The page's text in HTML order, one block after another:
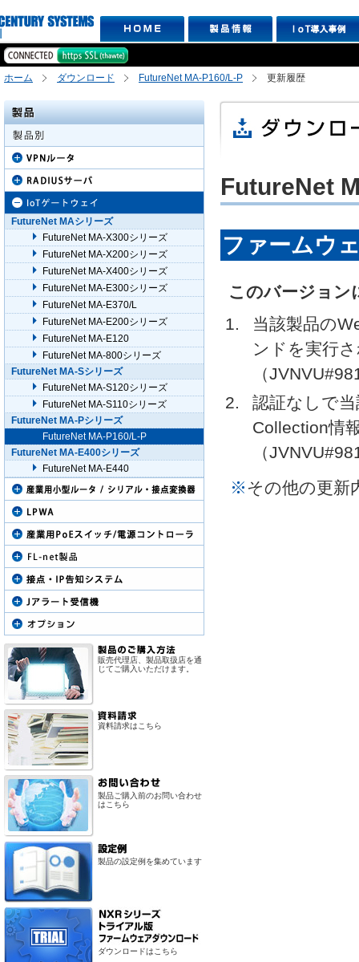
ホーム ダウンロード FutureNet MA-P160/L-P 更新履歴
FutureNet
ファームウ
このバージョン
当該製品の
ンドを実⾏
（
認証なしで
Collection情
（
※その他の更新
FutureNet MAシリーズ
FutureNet MA-X300シリーズ
FutureNet MA-X200シリーズ
FutureNet MA-X400シリーズ
FutureNet MA-E300シリーズ
FutureNet MA-E370/L
FutureNet MA-E200シリーズ
FutureNet MA-E120
FutureNet MA-800シリーズ
FutureNet MA-Sシリーズ
FutureNet MA-S120シリーズ
FutureNet MA-S110シリーズ
FutureNet MA-Pシリーズ
FutureNet MA-P160/L-P
FutureNet MA-E400シリーズ
FutureNet MA-E440
販売代理店、製品取扱店を通
じてご購入いただけます。
資料請求はこちら
製品ご購入前のお問い合わせ
はこちら
製品の設定例を集めています
ダウンロードはこちら